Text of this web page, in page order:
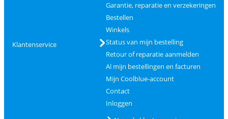
Klantenservice
Garantie, reparatie en verzekeringen
Bestellen
Winkels
Status van mijn bestelling
Retour of reparatie aanmelden
Al mijn bestellingen en facturen
Mijn Coolblue-account
Contact
Inloggen